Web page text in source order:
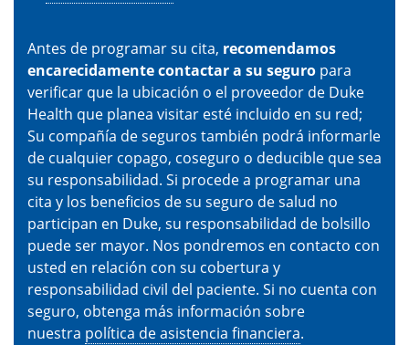
Antes de programar su cita, recomendamos
encarecidamente contactar a su seguro para
verificar que la ubicación o el proveedor de Duke
Health que planea visitar esté incluido en su red;
Su compañía de seguros también podrá informarle
de cualquier copago, coseguro o deducible que sea
su responsabilidad. Si procede a programar una
cita y los beneficios de su seguro de salud no
participan en Duke, su responsabilidad de bolsillo
puede ser mayor. Nos pondremos en contacto con
usted en relación con su cobertura y
responsabilidad civil del paciente. Si no cuenta con
seguro, obtenga más información sobre
nuestra política de asistencia financiera.